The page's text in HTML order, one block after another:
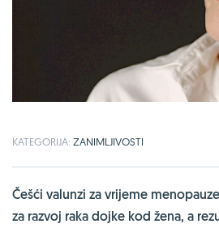
KATEGORIJA: ZANIMLJIVOSTI
Češći valunzi za vrijeme
za razvoj raka dojke kod žena, a